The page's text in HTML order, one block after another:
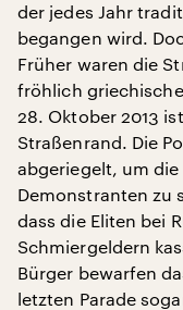
der jedes Jahr
begangen wird.
Früher waren die
fröhlich
28. Oktober 2013
Straßenrand. Die
abgeriegelt, um
Demonstranten zu
dass die Eliten bei
Schmiergeldern
Bürger bewarfen
letzten Parade